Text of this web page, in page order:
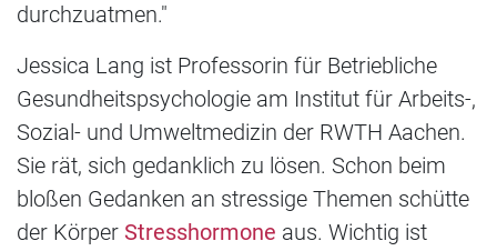
durchzuatmen."
Jessica Lang ist Professorin für Betriebliche
Gesundheitspsychologie am Institut für Arbeits-,
Sozial- und Umweltmedizin der RWTH Aachen.
Sie rät, sich gedanklich zu lösen. Schon beim
bloßen Gedanken an stressige Themen schütte
der Körper Stresshormone aus. Wichtig ist